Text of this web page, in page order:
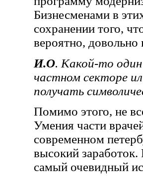
Бизнесменами в
сохранении того,
вероятно, довольно
И.О. Какой-то один
частном секторе
получать
Помимо этого, не
Умения части
современном
высокий
самый очевидный